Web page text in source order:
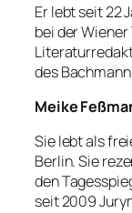
Er lebt seit 22
bei der Wiener
des
Meike
Sie lebt als
Berlin. Sie
den
seit 2009